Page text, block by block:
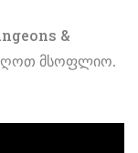
&
მსოფლიო.